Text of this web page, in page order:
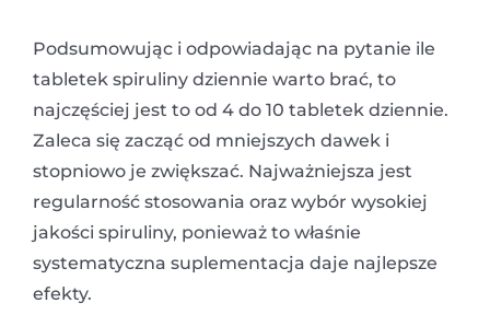
Podsumowując i odpowiadając na pytanie ile
tabletek spiruliny dziennie warto brać, to
najczęściej jest to od 4 do 10 tabletek dziennie.
Zaleca się zacząć od mniejszych dawek i
stopniowo je zwiększać. Najważniejsza jest
regularność stosowania oraz wybór wysokiej
jakości spiruliny, ponieważ to właśnie
systematyczna suplementacja daje najlepsze
efekty.